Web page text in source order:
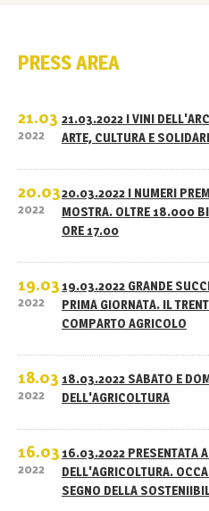
PRESS AREA
21.03
2022
21.03.2022 I VINI
ARTE, CULTURA E
20.03
2022
20.03.2022 I NUMERI
MOSTRA. OLTRE 18.000
ORE 17.00
19.03
2022
19.03.2022 GRANDE
PRIMA GIORNATA. IL
COMPARTO AGRICOLO
18.03
2022
18.03.2022 SABATO E
DELL'AGRICOLTURA
16.03
2022
16.03.2022 PRESENTATA
DELL'AGRICOLTURA.
SEGNO DELLA